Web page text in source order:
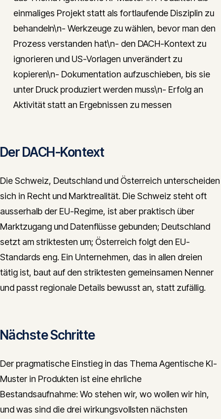
einmaliges Projekt statt als fortlaufende Disziplin zu
behandeln\n- Werkzeuge zu wählen, bevor man den
Prozess verstanden hat\n- den DACH-Kontext zu
ignorieren und US-Vorlagen unverändert zu
kopieren\n- Dokumentation aufzuschieben, bis sie
unter Druck produziert werden muss\n- Erfolg an
Aktivität statt an Ergebnissen zu messen
Der DACH-Kontext
Die Schweiz, Deutschland und Österreich unterscheiden
sich in Recht und Marktrealität. Die Schweiz steht oft
ausserhalb der EU-Regime, ist aber praktisch über
Marktzugang und Datenflüsse gebunden; Deutschland
setzt am striktesten um; Österreich folgt den EU-
Standards eng. Ein Unternehmen, das in allen dreien
tätig ist, baut auf den striktesten gemeinsamen Nenner
und passt regionale Details bewusst an, statt zufällig.
Nächste Schritte
Der pragmatische Einstieg in das Thema Agentische KI-
Muster in Produkten ist eine ehrliche
Bestandsaufnahme: Wo stehen wir, wo wollen wir hin,
und was sind die drei wirkungsvollsten nächsten